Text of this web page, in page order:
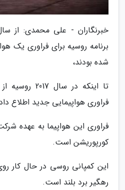
برنامه روسیه برای فراوری یک
شده بودند،
تا اینکه در
فراوری هواپیمایی جدید اطلاع
کورپوریشن است.
این کمپانی روسی در حال کار
رهگیر برد بلند است.